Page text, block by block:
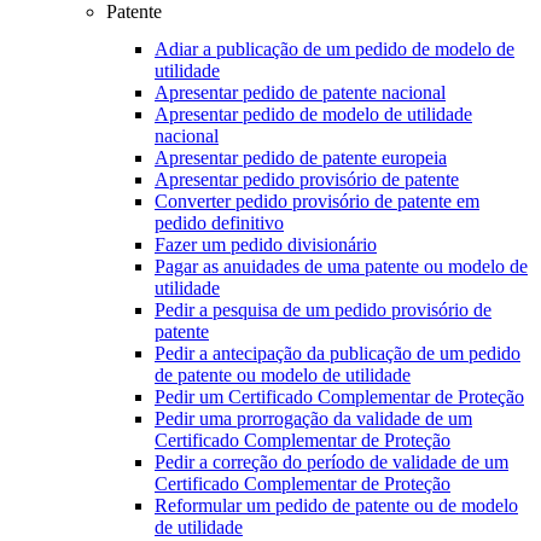
Patente
Adiar a publicação de um pedido de modelo de
utilidade
Apresentar pedido de patente nacional
Apresentar pedido de modelo de utilidade
nacional
Apresentar pedido de patente europeia
Apresentar pedido provisório de patente
Converter pedido provisório de patente em
pedido definitivo
Fazer um pedido divisionário
Pagar as anuidades de uma patente ou modelo de
utilidade
Pedir a pesquisa de um pedido provisório de
patente
Pedir a antecipação da publicação de um pedido
de patente ou modelo de utilidade
Pedir um Certificado Complementar de Proteção
Pedir uma prorrogação da validade de um
Certificado Complementar de Proteção
Pedir a correção do período de validade de um
Certificado Complementar de Proteção
Reformular um pedido de patente ou de modelo
de utilidade